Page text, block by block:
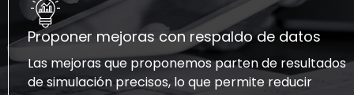
Proponer mejoras con respaldo de datos
Las mejoras que proponemos parten de resultados
de simulación precisos, lo que permite reducir